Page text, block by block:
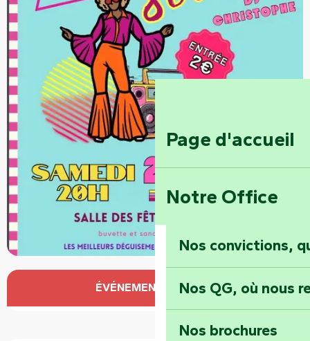
Page d'accueil
Notre Office
Nos convictions,
Nos QG, où nous
Nos brochures
Ouverture et coordonnées
ÉVÉNEMENT TERMINÉ